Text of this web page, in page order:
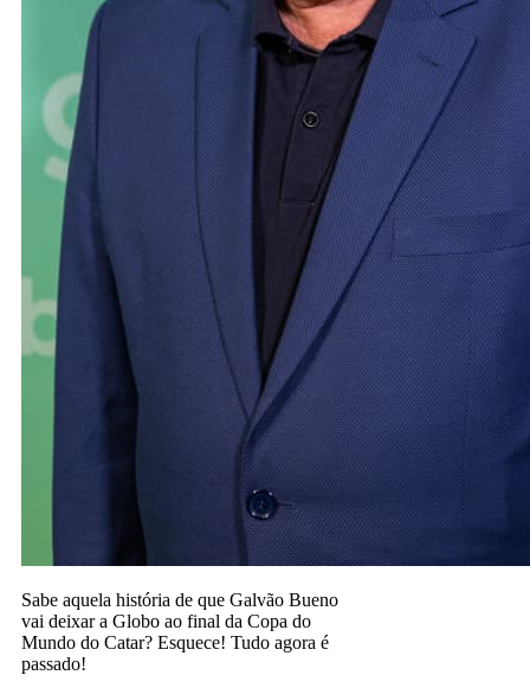
Sabe aquela história de que Galvão Bueno
vai deixar a Globo ao final da Copa do
Mundo do Catar? Esquece! Tudo agora é
passado!